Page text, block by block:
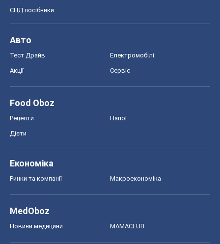
СНД посібники
Авто
Тест Драйв Електромобілі
Акції Сервіс
Food Oboz
Рецепти Напої
Дієти
Економіка
Ринки та компанії Макроекономіка
MedOboz
Новини медицини MAMACLUB